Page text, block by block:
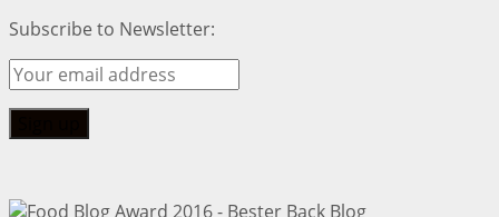
Subscribe to Newsletter: